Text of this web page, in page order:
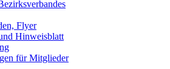
Flyer
Hinweisblatt
für Mitglieder